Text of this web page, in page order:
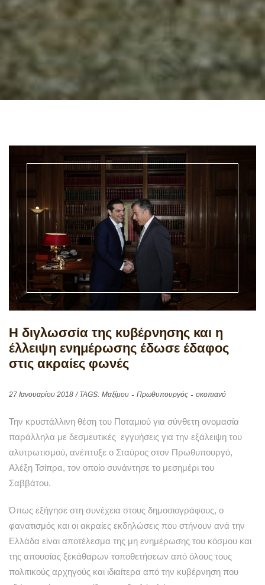
Η διγλωσσία της κυβέρνησης και η
έλλειψη ενημέρωσης έδωσε έδαφος
στις ακραίες φωνές
27 Ιανουαρίου 2018 / TAGS: Μαξίμου Πρωθυπουργός σκοπιανό
Την κρυστάλλινη θέση του Ποταμιού για σύνθετη ονομασία
παράλληλα με δεσμευτικές εγγυήσεις για την εξάλειψη του
αλυτρωτισμού, ανέπτυξε ο Σταύρος στον Πρωθυπουργό,
Αλέξη Τσίπρα, τον οποίο συνάντησε το μεσημέρι του
Σαββάτου.
Όπως εξήγησε στη συνέχεια στους δημοσιογράφους, ο
φανατισμός και οι ακραίες εκδηλώσεις που στήνουν ανά την
Ελλάδα είναι αποτέλεσμα της μη ενημέρωσης του κόσμου και
της απουσίας ξεκάθαρων τοποθετήσεων από όλους τους
πολιτικούς αρχηγούς και ιδιαίτερα από την κυβέρνηση που